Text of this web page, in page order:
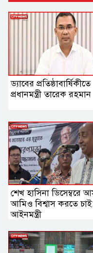
ড্যাবের প্রতিষ্ঠাবার্ষিকীতে
প্রধানমন্ত্রী তারেক রহমান
শেখ হাসিনা ডিসেম্বরে
আমিও বিশ্বাস করতে
আইনমন্ত্রী